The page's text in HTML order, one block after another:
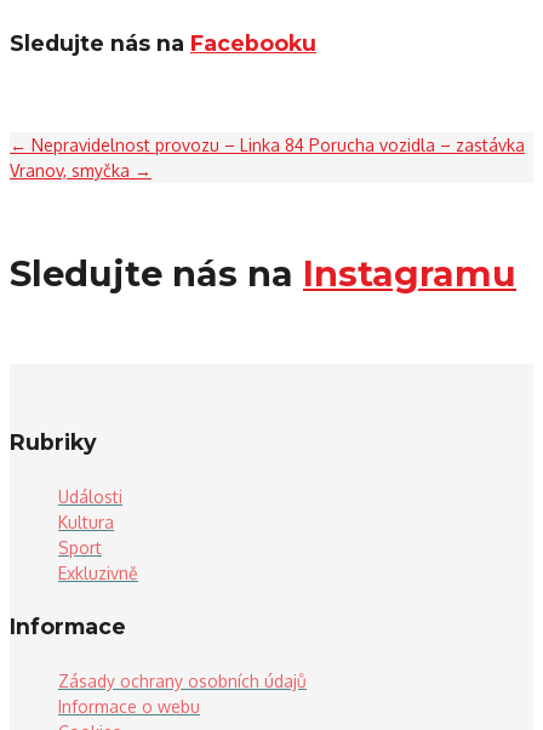
Sledujte nás na Facebooku
← Nepravidelnost provozu – Linka 84 Porucha vozidla – zastávka
Vranov, smyčka →
Sledujte nás na Instagramu
Rubriky
Události
Kultura
Sport
Exkluzivně
Informace
Zásady ochrany osobních údajů
Informace o webu